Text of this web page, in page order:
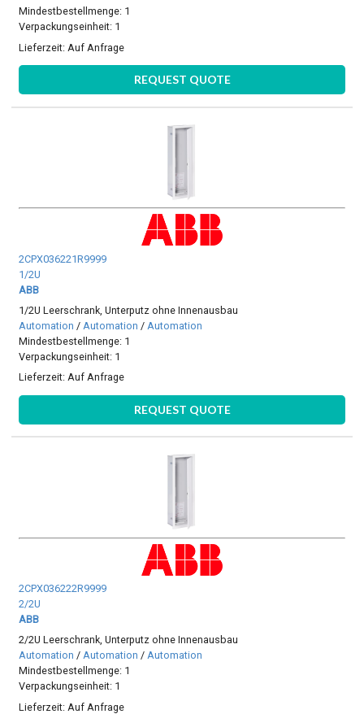
Mindestbestellmenge: 1
Verpackungseinheit: 1
Lieferzeit: Auf Anfrage
REQUEST QUOTE
2CPX036221R9999
1/2U
ABB
1/2U Leerschrank, Unterputz ohne Innenausbau
Automation / Automation / Automation
Mindestbestellmenge: 1
Verpackungseinheit: 1
Lieferzeit:Auf Anfrage
REQUEST QUOTE
2CPX036222R9999
2/2U
ABB
2/2U Leerschrank, Unterputz ohne Innenausbau
Automation /Automation /Automation
Mindestbestellmenge: 1
Verpackungseinheit: 1
Lieferzeit: Auf Anfrage